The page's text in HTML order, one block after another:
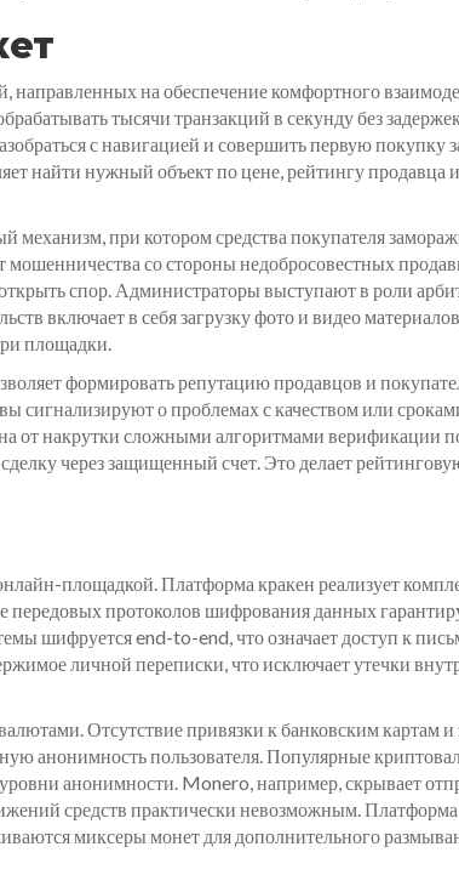
на обеспечение комфортного
тысячи транзакций в секунду без
с навигацией и совершить первую покупку
найти нужный объект по цене, рейтингу продавца
при котором средства покупателя
со стороны недобросовестных
спор. Администраторы выступают в роли
включает в себя загрузку фото и видео
площадки.
формировать репутацию продавцов и
о проблемах с качеством или
от накрутки сложными алгоритмами верификации
через защищенный счет. Это делает
площадкой. Платформа кракен реализует
протоколов шифрования данных
шифруется end-to-end, что означает доступ к
личной переписки, что исключает утечки
Отсутствие привязки к банковским картам
анонимность пользователя. Популярные
анонимности. Monero, например, скрывает
средств практически невозможным.
миксеры монет для дополнительного